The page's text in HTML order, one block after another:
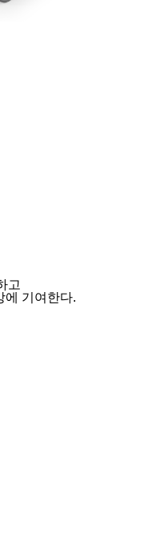
고
에 기여한다.